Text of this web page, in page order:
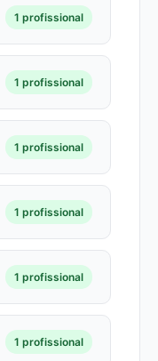
1 profissional
1 profissional
1 profissional
1 profissional
1 profissional
1 profissional